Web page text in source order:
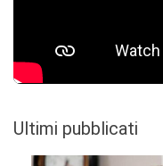
Ultimi pubblicati